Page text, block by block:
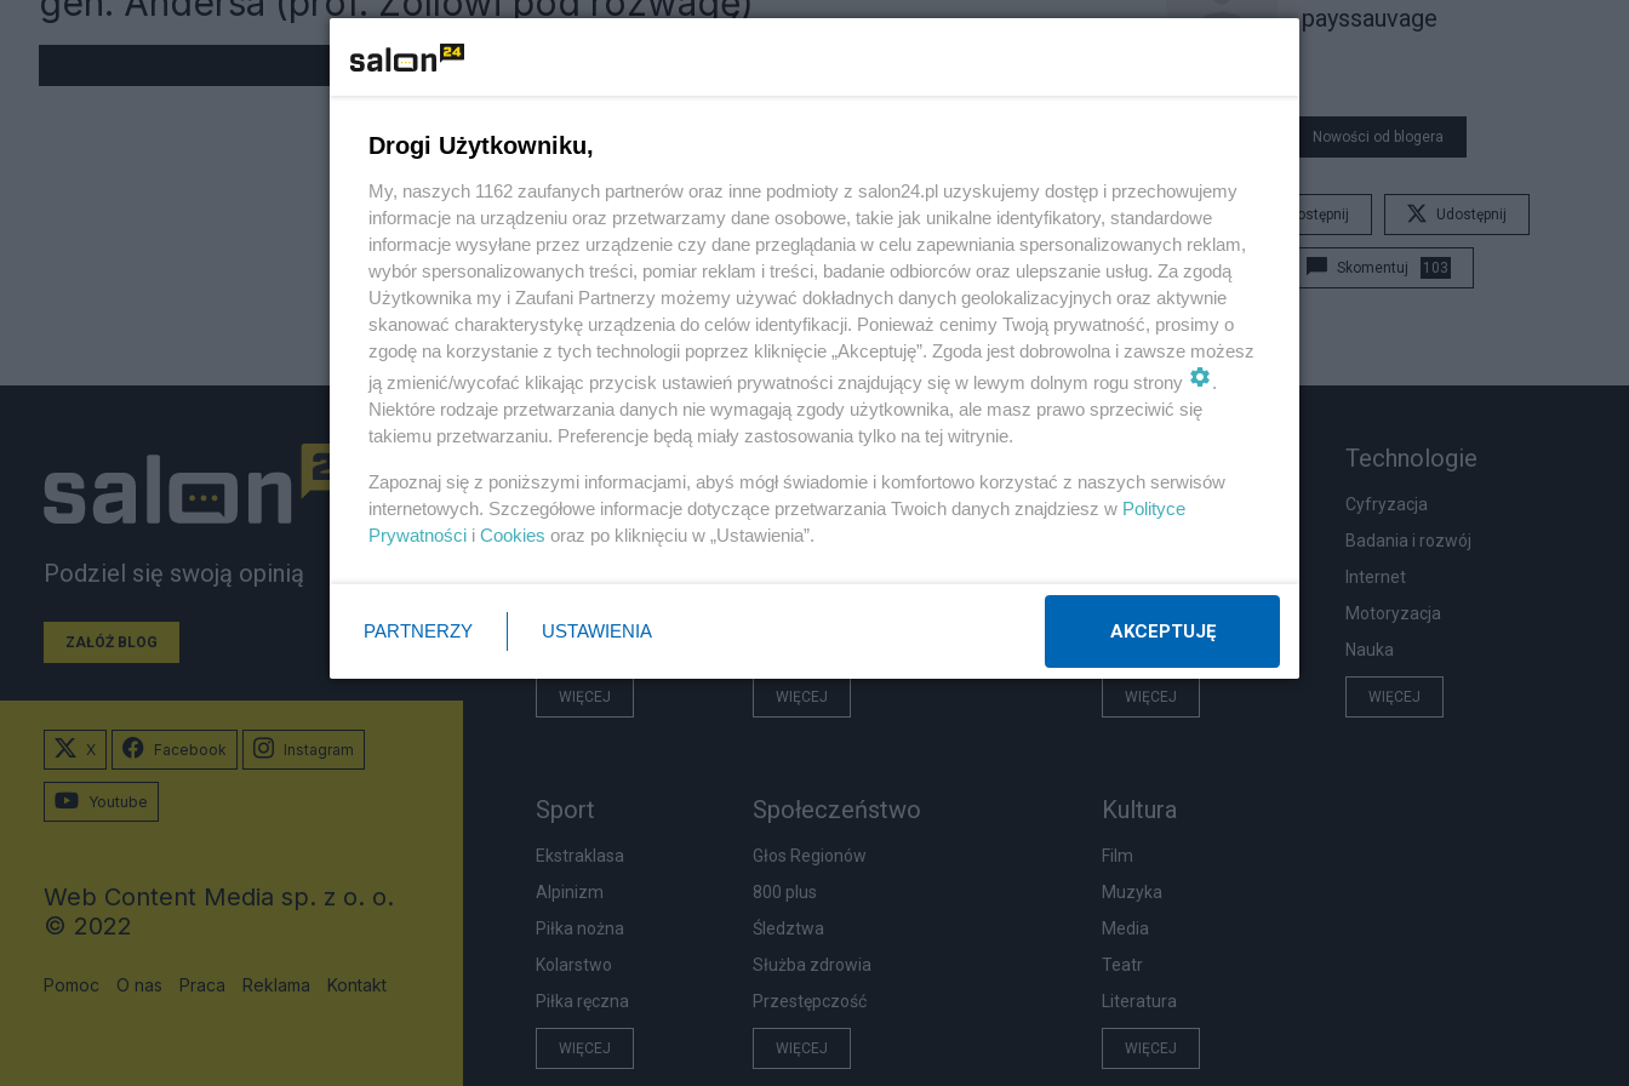
payssauvage
Nowości od blogera
Udostępnij Udostępnij
Skomentuj 103
Podziel się swoją opinią
ZAŁÓŻ BLOG
Rosja
PiS
WIĘCEJ
Biznes
Pieniądze
WIĘCEJ
Zdrowie
WIĘCEJ
Technologie
Cyfryzacja
Badania i rozwój
Internet
Motoryzacja
Nauka
WIĘCEJ
Sport
Ekstraklasa
Alpinizm
Piłka nożna
Kolarstwo
Piłka ręczna
WIĘCEJ
Społeczeństwo
Głos Regionów
800 plus
Śledztwa
Służba zdrowia
Przestępczość
WIĘCEJ
Kultura
Film
Muzyka
Media
Teatr
Literatura
WIĘCEJ
X Facebook Instagram
Youtube
Web Content Media sp. z o. o.
© 2022
Pomoc O nas Praca Reklama Kontakt
Drogi Użytkowniku,
My, naszych 1162 zaufanych partnerów oraz inne podmioty z salon24.pl uzyskujemy dostęp i przechowujemy
informacje na urządzeniu oraz przetwarzamy dane osobowe, takie jak unikalne identyfikatory, standardowe
informacje wysyłane przez urządzenie czy dane przeglądania w celu zapewniania spersonalizowanych reklam,
wybór spersonalizowanych treści, pomiar reklam i treści, badanie odbiorców oraz ulepszanie usług. Za zgodą
Użytkownika my i Zaufani Partnerzy możemy używać dokładnych danych geolokalizacyjnych oraz aktywnie
skanować charakterystykę urządzenia do celów identyfikacji. Ponieważ cenimy Twoją prywatność, prosimy o
zgodę na korzystanie z tych technologii poprzez kliknięcie „Akceptuję”. Zgoda jest dobrowolna i zawsze możesz
ją zmienić/wycofać klikając przycisk ustawień prywatności znajdujący się w lewym dolnym rogu strony
.
Niektóre rodzaje przetwarzania danych nie wymagają zgody użytkownika, ale masz prawo sprzeciwić się
takiemu przetwarzaniu. Preferencje będą miały zastosowania tylko na tej witrynie.
Zapoznaj się z poniższymi informacjami, abyś mógł świadomie i komfortowo korzystać z naszych serwisów
internetowych. Szczegółowe informacje dotyczące przetwarzania Twoich danych znajdziesz w Polityce
Prywatności i Cookies oraz po kliknięciu w „Ustawienia”.
PARTNERZY USTAWIENIA AKCEPTUJĘ